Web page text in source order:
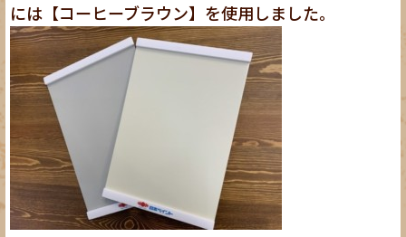
には【コーヒーブラウン】を使用しました。